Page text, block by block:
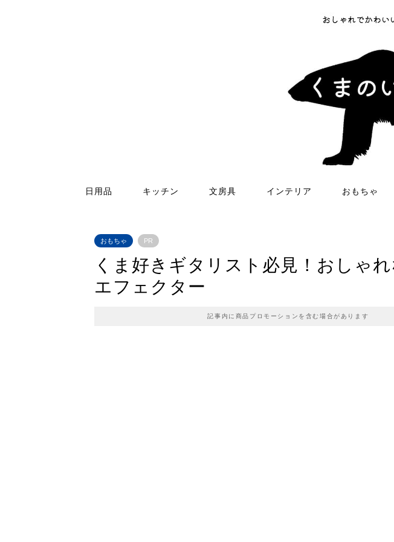
日用品 キッチン 文房具 インテリア おもちゃ
おもちゃ PR
くま好きギタリスト必見！おしゃ
エフェクター
記事内に商品プロモーションを含む場合があります